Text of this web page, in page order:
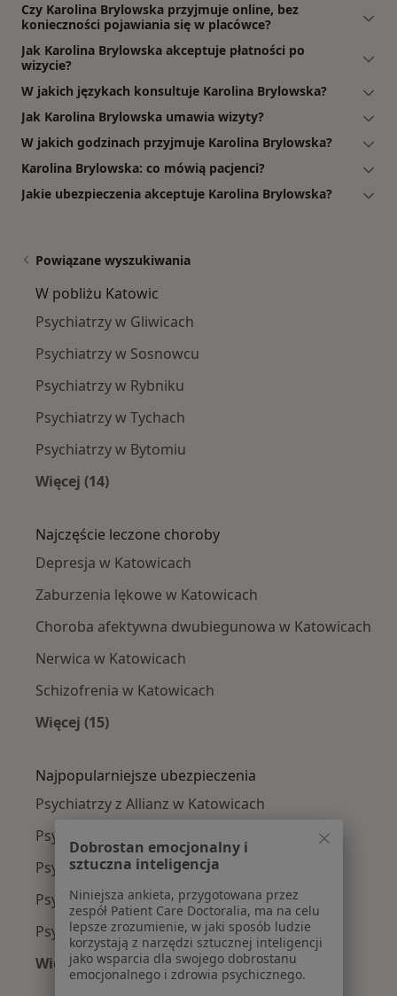
Czy Karolina Brylowska przyjmuje online, bez
konieczności pojawiania się w placówce?
Jak Karolina Brylowska akceptuje płatności po
wizycie?
W jakich językach konsultuje Karolina Brylowska?
Jak Karolina Brylowska umawia wizyty?
W jakich godzinach przyjmuje Karolina Brylowska?
Karolina Brylowska: co mówią pacjenci?
Jakie ubezpieczenia akceptuje Karolina Brylowska?
Powiązane wyszukiwania
W pobliżu Katowic
Psychiatrzy w Gliwicach
Psychiatrzy w Sosnowcu
Psychiatrzy w Rybniku
Psychiatrzy w Tychach
Psychiatrzy w Bytomiu
Więcej (14)
Najczęście leczone choroby
Depresja w Katowicach
Zaburzenia lękowe w Katowicach
Choroba afektywna dwubiegunowa w Katowicach
Nerwica w Katowicach
Schizofrenia w Katowicach
Więcej (15)
Najpopularniejsze ubezpieczenia
Psychiatrzy z Allianz w Katowicach
Psychiatrzy z POLMED w Katowicach
Psychiatrzy z Signal Iduna w Katowicach
Psychiatrzy z NFZ w Katowicach
Psychiatrzy z LUX MED w Katowicach
Więcej (6)
Więcej w kategorii: Najpopularniejsze
Dobrostan emocjonalny i
sztuczna inteligencja
Niniejsza ankieta, przygotowana przez
zespół Patient Care Doctoralia, ma na celu
lepsze zrozumienie, w jaki sposób ludzie
korzystają z narzędzi sztucznej inteligencji
jako wsparcia dla swojego dobrostanu
emocjonalnego i zdrowia psychicznego.